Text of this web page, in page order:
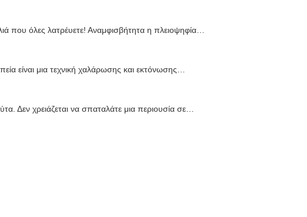
που όλες λατρέυετε! Αναμφισβήτητα η πλειοψηφία…
είναι μια τεχνική χαλάρωσης και εκτόνωσης…
χρειάζεται να σπαταλάτε μια περιουσία σε…